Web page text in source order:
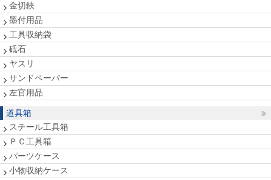
金切鋏
墨付用品
工具収納袋
砥石
ヤスリ
サンドペーパー
左官用品
道具箱
スチール工具箱
ＰＣ工具箱
パーツケース
小物収納ケース